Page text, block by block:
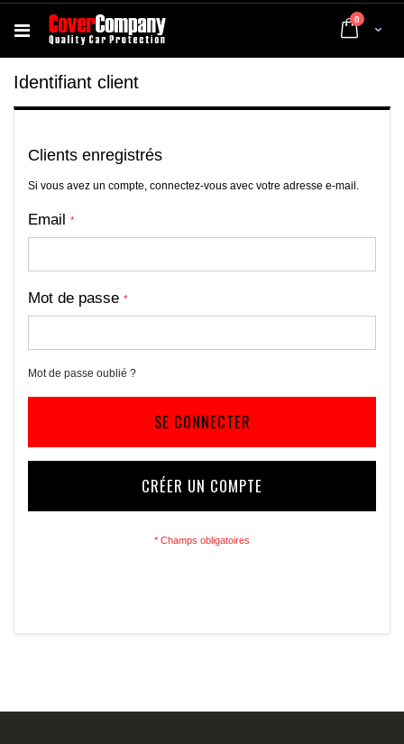
Cart
0 articles
Identifiant client
Clients enregistrés
Si vous avez un compte, connectez-vous avec votre adresse e-mail.
Email
Mot de passe
Mot de passe oublié ?
SE CONNECTER
CRÉER UN COMPTE